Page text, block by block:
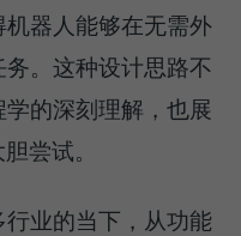
器人能够在无需外
。这种设计思路不
的深刻理解，也展
尝试。
业的当下，从功能